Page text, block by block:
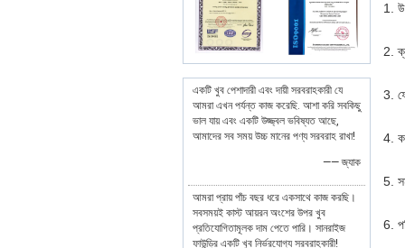
একটি খুব পেশাদারী এবং দায়ী সরবরাহকারী যে
আমরা এখন পর্যন্ত কাজ করেছি. আশা করি সবকিছু
ভাল যায় এবং একটি উজ্জ্বল ভবিষ্যত আছে,
আমাদের সব সময় উচ্চ মানের পণ্য সরবরাহ রাখা!
—— জ্যাক
আমরা প্রায় পাঁচ বছর ধরে একসাথে কাজ করছি।
সবসময়ই কাস্ট আয়রন অংশের উপর খুব
প্রতিযোগিতামূলক দাম পেতে পারি। সানরাইজ
ফাউন্ড্রি একটি খুব নির্ভরযোগ্য সরবরাহকারী!
1.
2.
3.
4.
5.
6.